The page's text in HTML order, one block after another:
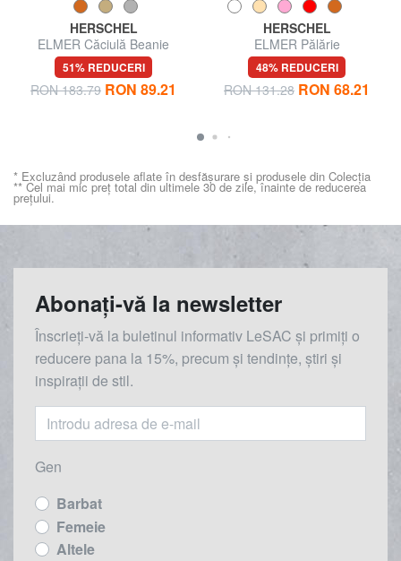
HERSCHEL
ELMER Căciulă Beanie
51% REDUCERI
RON 183.79 RON 89.21
HERSCHEL
ELMER Pălărie
48% REDUCERI
RON 131.28 RON 68.21
* Excluzând produsele aflate în desfășurare și produsele din Colecția
** Cel mai mic preț total din ultimele 30 de zile, înainte de reducerea
prețului.
Abonați-vă la newsletter
Înscrieți-vă la buletinul informativ LeSAC și primiți o
reducere pana la 15%, precum și tendințe, știri și
inspirații de stil.
Gen
Barbat
Femeie
Altele